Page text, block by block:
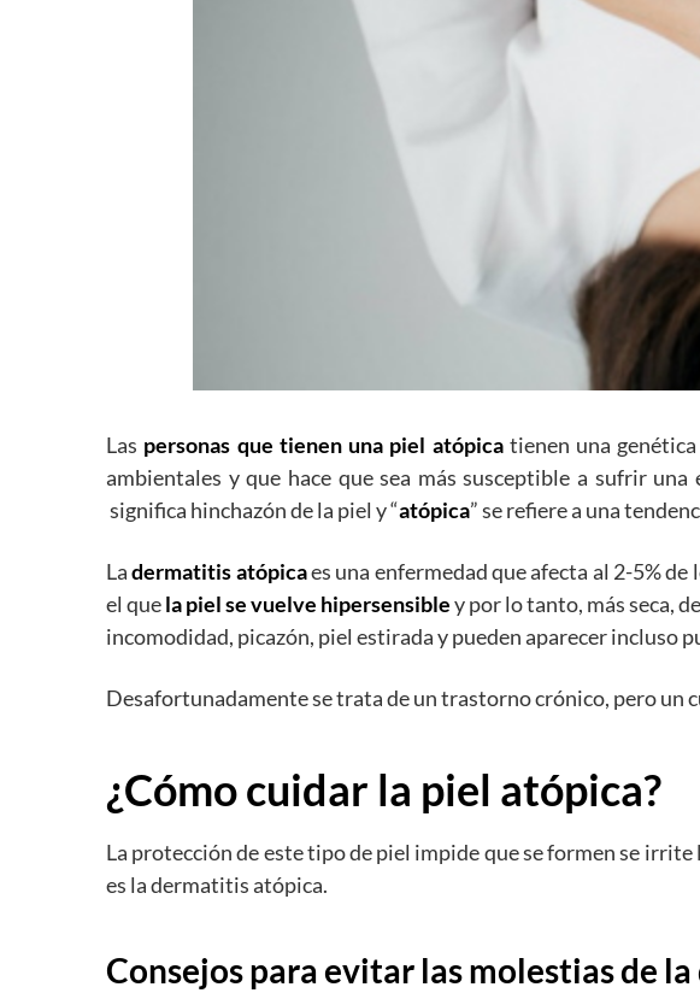
Las personas que tienen una piel atópicatienen una
ambientales y que hace que sea más susceptible a sufrir
significa hinchazón de la piel y “atópica” se refiere a una
Ladermatitis atópicaes una enfermedad que afecta al 2-5%
el quela piel se vuelve hipersensibley por lo tanto, más seca,
incomodidad, picazón, piel estirada y pueden aparecer incluso
Desafortunadamente se trata de un trastorno crónico, pero un
¿Cómo cuidar la piel atópica?
La protección de este tipo de piel impide que se formen se
es la dermatitis atópica.
Consejos para evitar las molestias de